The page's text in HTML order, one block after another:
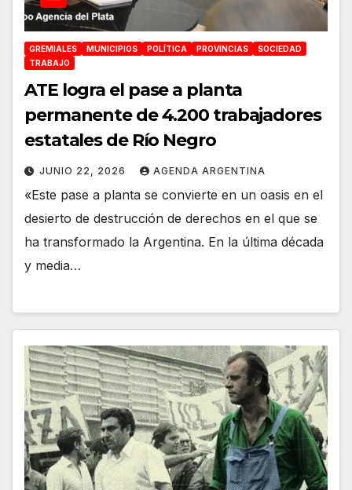
GREMIALES MUNICIPIOS POLÍTICA PROVINCIAS
SOCIEDAD
TRABAJO
ATE logra el pase a planta
permanente de 4.200 trabajadores
estatales de Río Negro
JUNIO 22, 2026 AGENDA ARGENTINA
«Este pase a planta se convierte en un oasis en el
desierto de destrucción de derechos en el que se
ha transformado la Argentina. En la última década
y media…